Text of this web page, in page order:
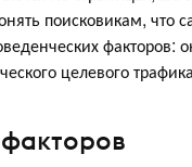
поисковикам, что
факторов:
целевого